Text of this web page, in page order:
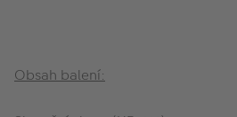
Obsah balení: